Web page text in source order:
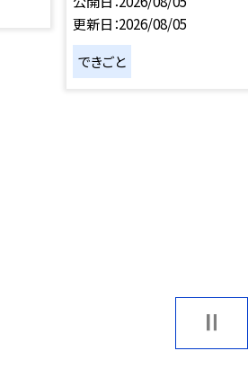
更新日 2026/08/05
できごと